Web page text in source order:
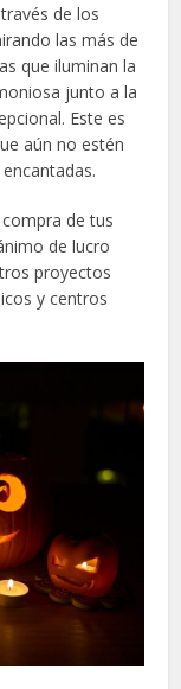
de los
las más de
que iluminan la
junto a la
Este es
aún no estén
de tus
de lucro
proyectos
y centros